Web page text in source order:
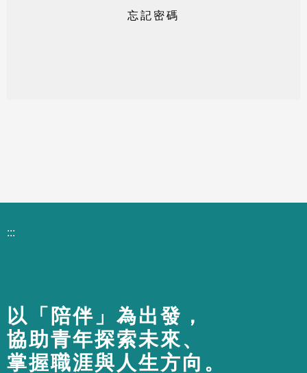
忘 記 密碼
:::
以「陪伴」為出發，
協助青年探索未來、
掌握職涯與人生方向。